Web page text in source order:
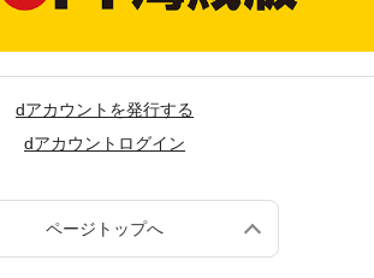
dアカウントを発行する
dアカウントログイン
ページトップへ